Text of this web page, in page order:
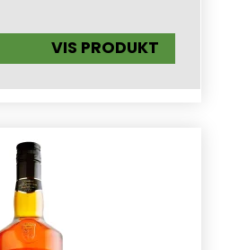
VIS PRODUKT